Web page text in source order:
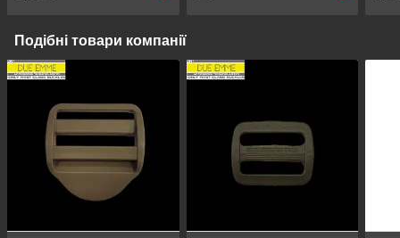
Подібні товари компанії